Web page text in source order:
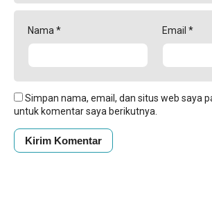
Nama* Email *
Simpan nama, email, dan situs web saya
untuk komentar saya berikutnya.